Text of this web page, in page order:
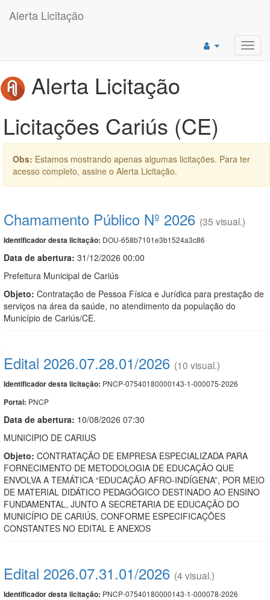
Alerta Licitação
Alerta Licitação
Licitações Cariús (CE)
Obs: Estamos mostrando apenas algumas licitações. Para ter
acesso completo, assine o Alerta Licitação.
Chamamento Público Nº 2026 (35 visual.)
Identificador desta licitação: DOU-658b7101e3b1524a3c86
Data de abertura: 31/12/2026 00:00
Prefeitura Municipal de Cariús
Objeto: Contratação de Pessoa Física e Jurídica para prestação de
serviços na área da saúde, no atendimento da população do
Município de Cariús/CE.
Edital 2026.07.28.01/2026 (10 visual.)
Identificador desta licitação: PNCP-07540180000143-1-000075-2026
Portal: PNCP
Data de abertura: 10/08/2026 07:30
MUNICIPIO DE CARIUS
Objeto: CONTRATAÇÃO DE EMPRESA ESPECIALIZADA PARA
FORNECIMENTO DE METODOLOGIA DE EDUCAÇÃO QUE
ENVOLVA A TEMÁTICA “EDUCAÇÃO AFRO-INDÍGENA”, POR MEIO
DE MATERIAL DIDÁTICO PEDAGÓGICO DESTINADO AO ENSINO
FUNDAMENTAL, JUNTO A SECRETARIA DE EDUCAÇÃO DO
MUNICÍPIO DE CARIÚS, CONFORME ESPECIFICAÇÕES
CONSTANTES NO EDITAL E ANEXOS
Edital 2026.07.31.01/2026 (4 visual.)
Identificador desta licitação: PNCP-07540180000143-1-000078-2026